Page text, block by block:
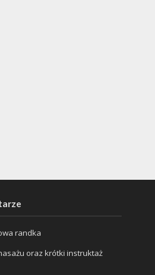
randka
oraz krótki instruktaż